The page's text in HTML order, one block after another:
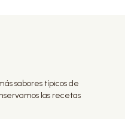
sabores típicos de
las recetas